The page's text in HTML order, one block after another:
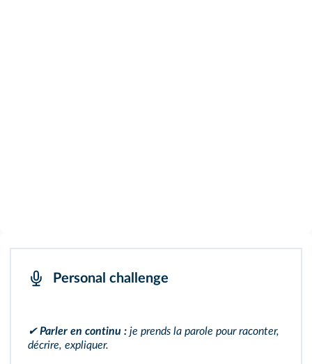
Personal challenge
✔Parler en continu : je prends la parole pour raconter,
décrire, expliquer.